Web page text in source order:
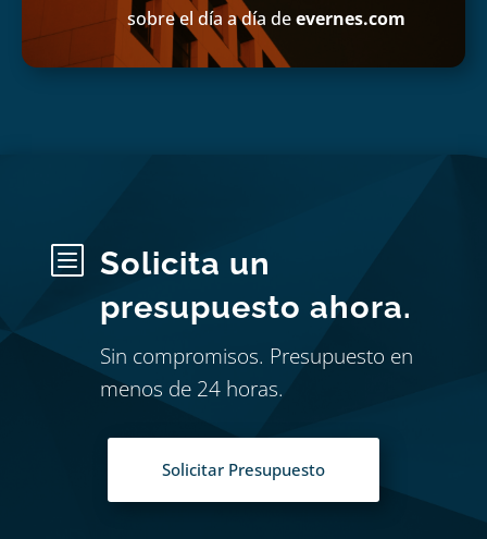
sobre el día a día deevernes.com
b
Solicita un
presupuesto ahora.
Sin compromisos. Presupuesto en
menos de 24 horas.
Solicitar Presupuesto